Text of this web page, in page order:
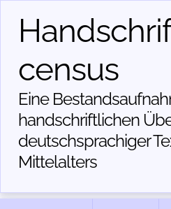
census
Eine
handschriftlichen
deutschsprachiger
Mittelalters